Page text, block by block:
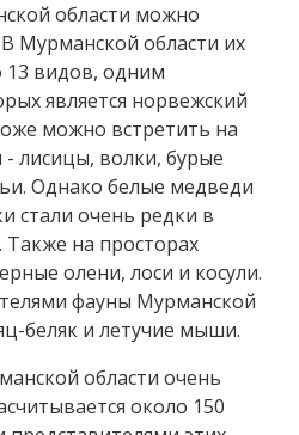
области можно
Мурманской области их
13 видов, одним
является норвежский
можно встретить на
- лисицы, волки, бурые
Однако белые медведи
стали очень редки в
на просторах
олени, лоси и косули.
фауны Мурманской
беляк и летучие мыши.
области очень
около 150